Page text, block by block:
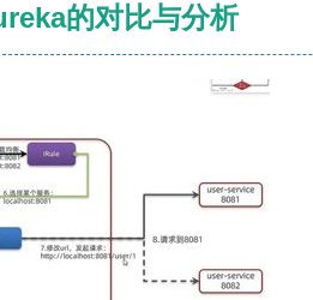
的对比与分析